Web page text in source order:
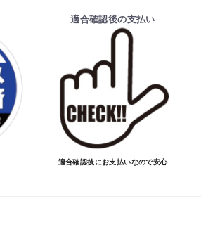
適合確認後の支払い
適合確認後にお支払いなので安心